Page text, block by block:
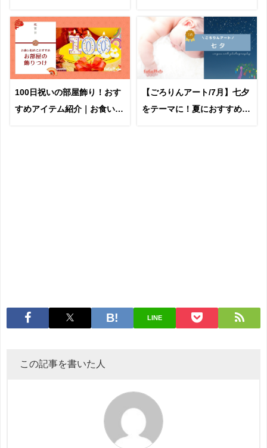
100日祝いの部屋飾り！おす
すめアイテム紹介｜お食い初
【ごろりんアート/7月】七夕
をテーマに！夏におすすめの
LINE
この記事を書いた人